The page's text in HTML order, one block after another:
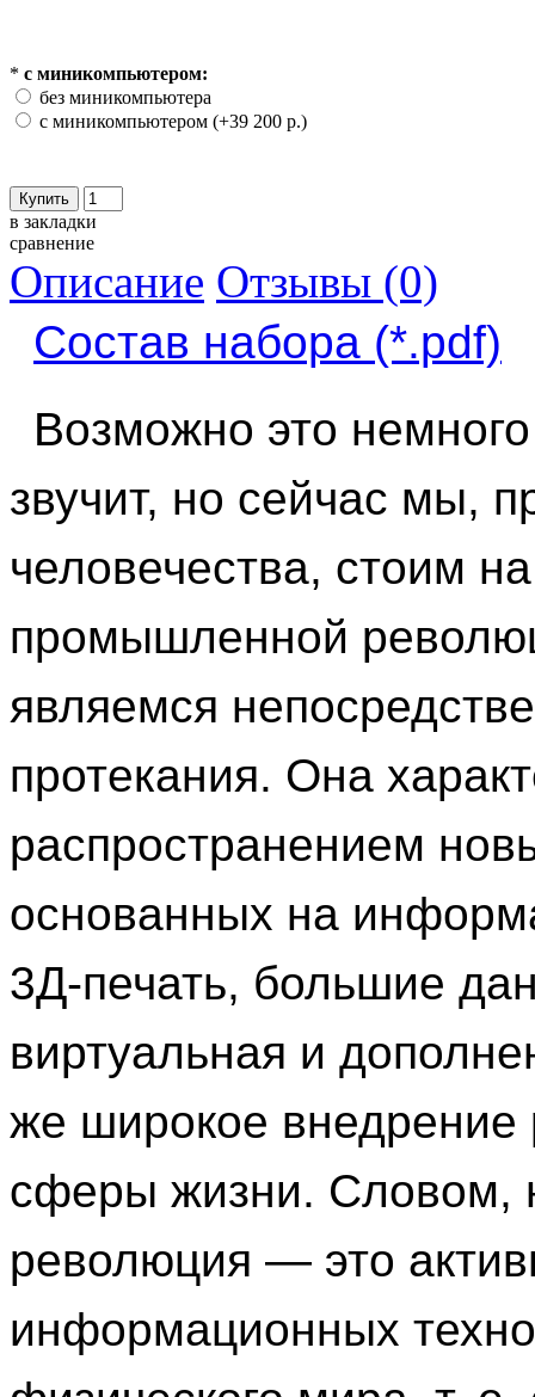
* с миникомпьютером:
без миникомпьютера
с миникомпьютером (+39 200 р.)
в закладки
сравнение
Описание Отзывы (0)
Состав набора (*.pdf)
Возможно это
звучит, но сейчас мы,
человечества, стоим
промышленной
являемся
протекания. Она
распространением
основанных на
3Д-печать, большие
виртуальная и
же широкое внедрение
сферы жизни. Словом,
революция — это
информационных